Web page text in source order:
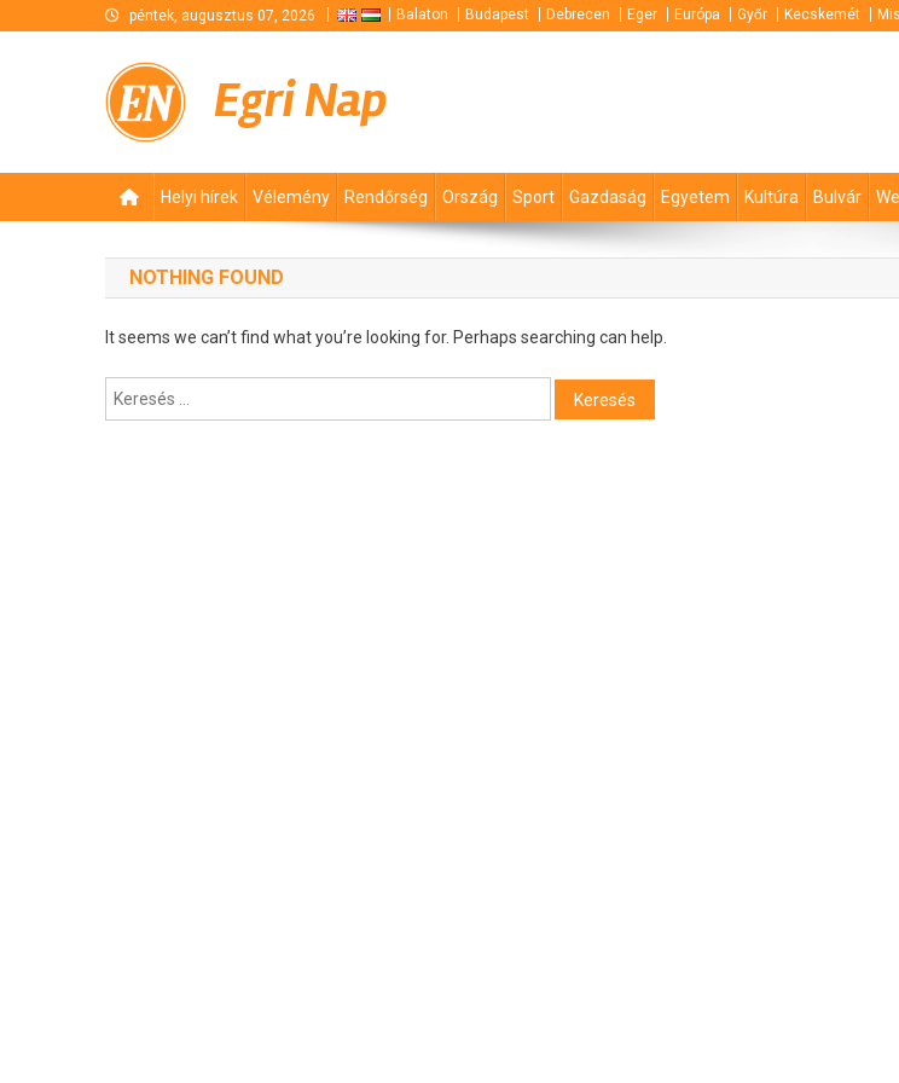
péntek, augusztus 07, 2026 Balaton Budapest Debrecen Eger Európa Győr Kecskemét
Egri Nap
Helyi hírek Vélemény Rendőrség Ország Sport Gazdaság Egyetem Kultúra Bulvár
NOTHING FOUND
It seems we can’t find what you’re looking for. Perhaps searching can help.
Keresés: